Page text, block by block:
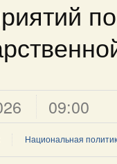
09:00
Национальная